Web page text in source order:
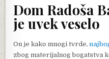
Dom Radoša
je uvek veselo
On je kako mnogi tvrde,
zbog materijalnog bogatstva